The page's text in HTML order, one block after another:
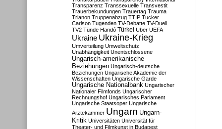
Transparenz Transsexuelle Transvestit
Trauerbekundungen Trauertag Trauma
Trianon Truppenabzug TTIP Tucker
Carlson Tugenden TV-Debatte TV-Duell
TV2 Tünde Handó Türkei Uber UEFA
Ukraine Ukraine-Krieg
Umverteilung Umweltschutz
Unabhängigkeit Unentschlossene
Ungarisch-amerikanische
Beziehungen Ungarisch-deutsche
Beziehungen Ungarische Akademie der
Wissenschaften Ungarische Garde
Ungarische Nationalbank Ungarischer
Nationaler Filmfonds Ungarischer
Rechnungshof Ungarisches Parlament
Ungarische Staatsoper Ungarische
Ärztekammer Ungarn Ungarn-
Kritik Universitäten Universität für
Theater- und Filmkunst in Budapest